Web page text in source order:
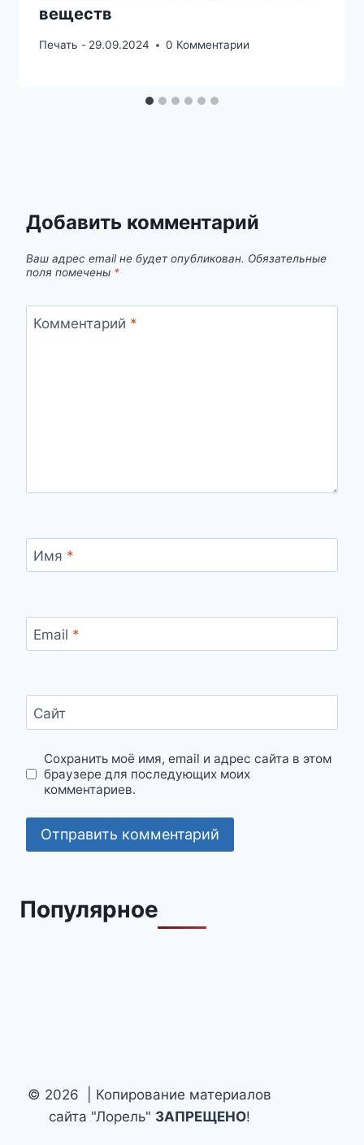
веществ
Печать - 29.09.2024 0 Комментарии
Добавить комментарий
Ваш адрес email не будет опубликован. Обязательные
поля помечены *
Комментарий *
Имя *
Email *
Сайт
Сохранить моё имя, email и адрес сайта в этом
браузере для последующих моих
комментариев.
Популярное
© 2026 | Копирование материалов
сайта "Лорель" ЗАПРЕЩЕНО!